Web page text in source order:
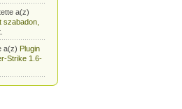
a(z)
szabadon,
a(z) Plugin
Strike 1.6-
a(z)Zene